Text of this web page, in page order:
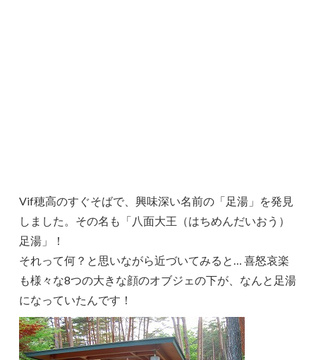
Vif穂高のすぐそばで、興味深い名前の「足湯」を発見
しました。その名も「八面大王（はちめんだいおう）
足湯」！
それって何？と思いながら近づいてみると… 喜怒哀楽
も様々な8つの大きな顔のオブジェの下が、なんと足湯
になっていたんです！